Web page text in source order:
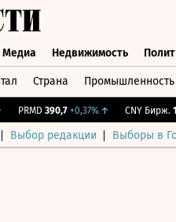
Медиа Недвижимость
Страна Промышленность
PRMD 390,7 +0,37%↑ CNY Бирж.
Выбор редакции Выборы в